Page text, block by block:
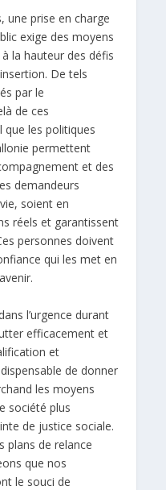
une prise en charge
exige des moyens
la hauteur des défis
De tels
par le
de ces
que les politiques
permettent
et des
demandeurs
soient en
réels et garantissent
personnes doivent
qui les met en
l’urgence durant
efficacement et
et
de donner
les moyens
société plus
de justice sociale.
plans de relance
que nos
le souci de